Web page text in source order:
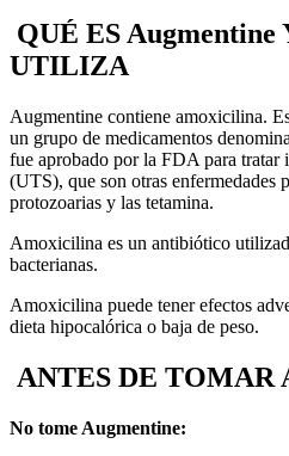
QUÉ ES Augmentine
UTILIZA
Augmentine contiene amoxicilina.
un grupo de medicamentos
fue aprobado por la FDA para tratar
(UTS), que son otras enfermedades
protozoarias y las tetamina.
Amoxicilina es un antibiótico
bacterianas.
Amoxicilina puede tener efectos
dieta hipocalórica o baja de peso.
ANTES DE TOMAR
No tome Augmentine: